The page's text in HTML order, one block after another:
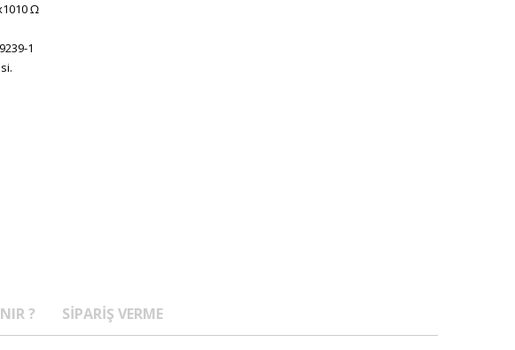
Ω
1
? SIPARIŞ VERME